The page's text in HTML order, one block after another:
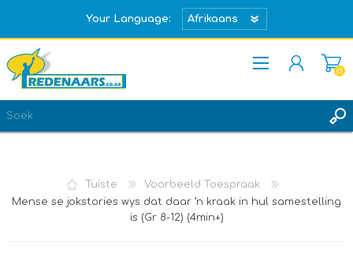
Your Language:
REGISTREER
(0)
Tuiste
Voorbeeld Toespraak
Mense se jokstories wys dat daar ’n kraak in hul samestelling
is (Gr 8-12) (4min+)